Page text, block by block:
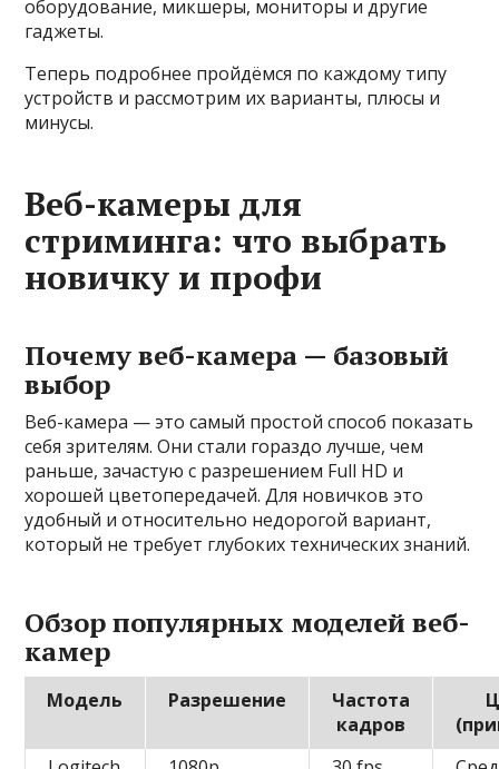
оборудование, микшеры, мониторы и другие
гаджеты.
Теперь подробнее пройдёмся по каждому типу
устройств и рассмотрим их варианты, плюсы и
минусы.
Веб-камеры для
стриминга: что выбрать
новичку и профи
Почему веб-камера — базовый
выбор
Веб-камера — это самый простой способ показать
себя зрителям. Они стали гораздо лучше, чем
раньше, зачастую с разрешением Full HD и
хорошей цветопередачей. Для новичков это
удобный и относительно недорогой вариант,
который не требует глубоких технических знаний.
Обзор популярных моделей веб-
камер
Модель Разрешение
Частота
кадров